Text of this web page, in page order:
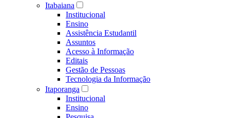
Itabaiana
Institucional
Ensino
Assistência Estudantil
Assuntos
Acesso à Informação
Editais
Gestão de Pessoas
Tecnologia da Informação
Itaporanga
Institucional
Ensino